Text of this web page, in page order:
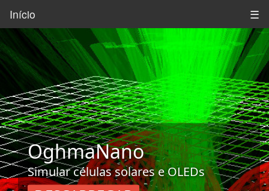
Início ☰
OghmaNano
Simular células solares e OLEDs